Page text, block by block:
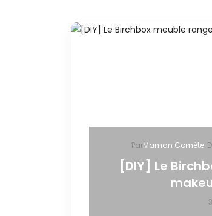
ParMaman Comète
[DIY] Le